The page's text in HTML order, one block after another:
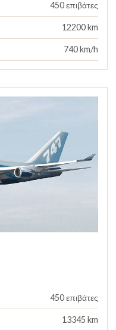
450 επιβάτες
12200 km
740 km/h
450 επιβάτες
13345 km